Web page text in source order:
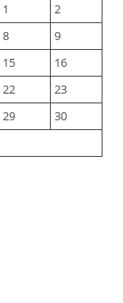
1
2
8
9
15
16
22
23
29
30